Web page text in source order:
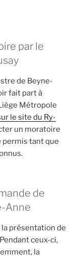
par le
de Beyne-
fait part à
Métropole
le site du Ry-
un moratoire
permis tant que
de
Anne
présentation de
ceux-ci,
la